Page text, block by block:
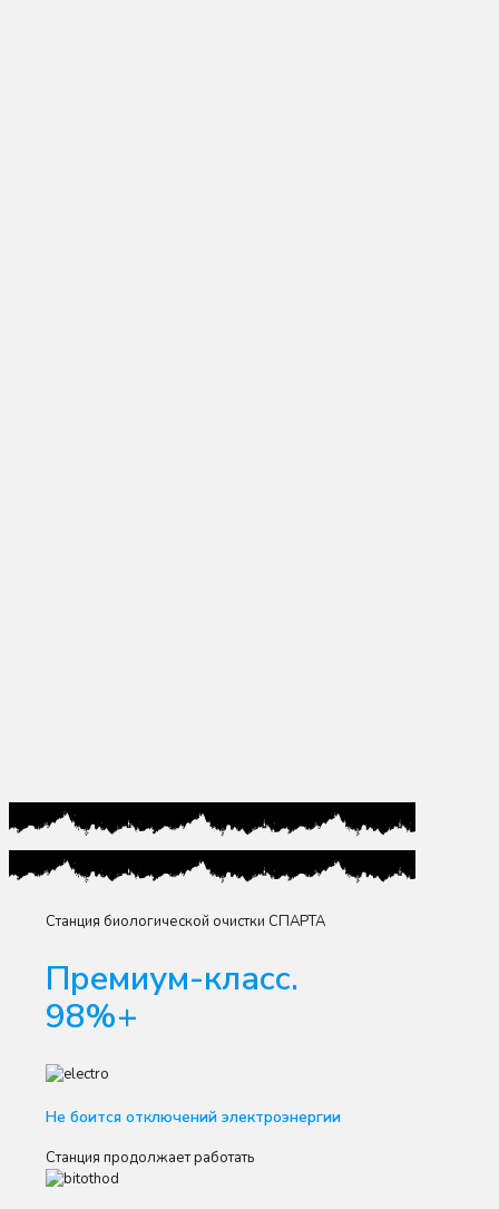
Станция биологической очистки СПАРТА
Премиум-класс.
98%+
Не боится отключений электроэнергии
Станция продолжает работать